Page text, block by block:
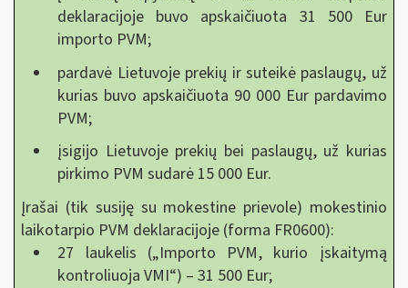
deklaracijoje buvo apskaičiuota 31 500 Eur
importo PVM;
pardavė Lietuvoje prekių ir suteikė paslaugų, už
kurias buvo apskaičiuota 90 000 Eur pardavimo
PVM;
įsigijo Lietuvoje prekių bei paslaugų, už kurias
pirkimo PVM sudarė 15 000 Eur.
Įrašai (tik susiję su mokestine prievole) mokestinio
laikotarpio PVM deklaracijoje (forma FR0600):
27 laukelis („Importo PVM, kurio įskaitymą
kontroliuoja VMI“) – 31 500 Eur;